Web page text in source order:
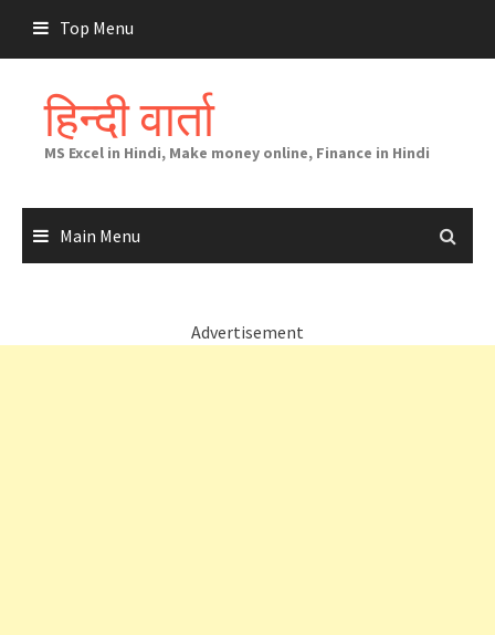
content
Top Menu
हिन्दी वार्ता
MS Excel in Hindi, Make money online, Finance in Hindi
Main Menu
Advertisement